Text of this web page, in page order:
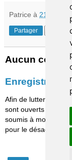
Patrice à 21:45
Partager
Aucun
Enregistrer
Afin de lutter contre
sont ouverts qu'aux
soumis à
pour le